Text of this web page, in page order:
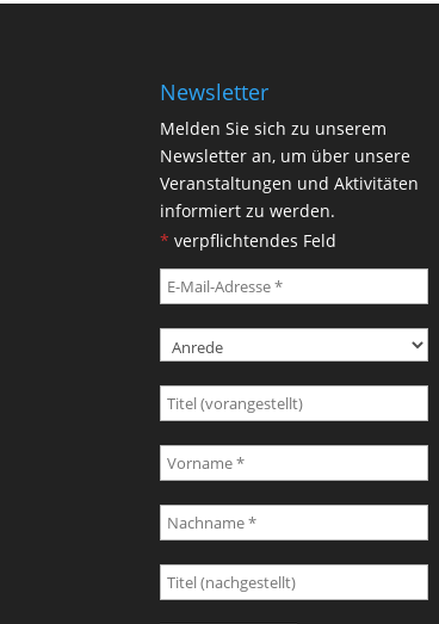
Newsletter
Melden Sie sich zu unserem
Newsletter an, um über unsere
Veranstaltungen und Aktivitäten
informiert zu werden.
* verpflichtendes Feld